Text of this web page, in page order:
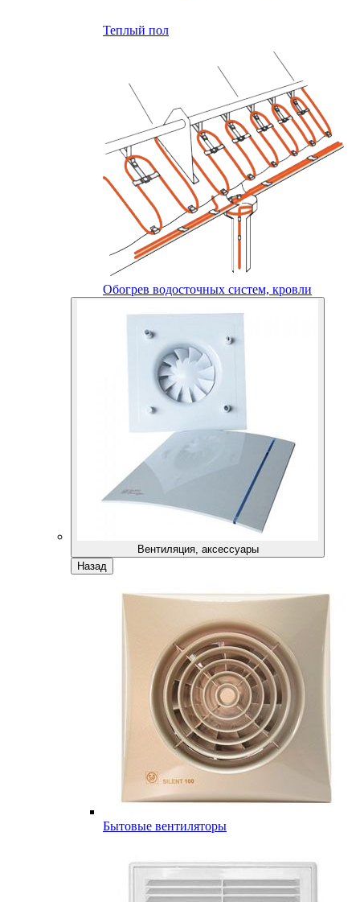
Теплый пол
Обогрев водосточных систем, кровли
Вентиляция, аксессуары
Назад
Бытовые вентиляторы